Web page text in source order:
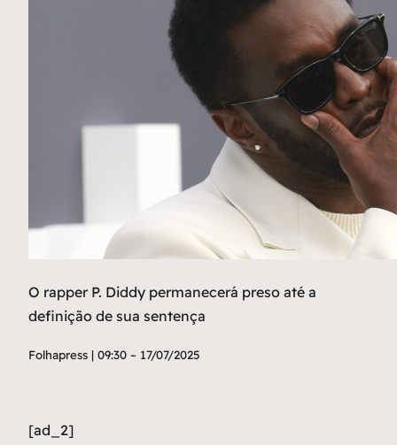
O rapper P. Diddy permanecerá preso até a
definição de sua sentença
Folhapress | 09:30 – 17/07/2025
[ad_2]